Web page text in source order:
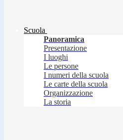
Scuola
Panoramica
Presentazione
I luoghi
Le persone
I numeri della scuola
Le carte della scuola
Organizzazione
La storia